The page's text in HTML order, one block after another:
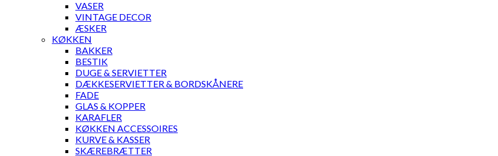
VASER
VINTAGE DECOR
ÆSKER
KØKKEN
BAKKER
BESTIK
DUGE & SERVIETTER
DÆKKESERVIETTER & BORDSKÅNERE
FADE
GLAS & KOPPER
KARAFLER
KØKKEN ACCESSOIRES
KURVE & KASSER
SKÆREBRÆTTER